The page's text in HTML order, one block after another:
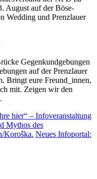
August auf der Böse-
Wedding und Prenzlauer
Gegenkundgebungen
auf der Prenzlauer
Bringt eure Freund_innen,
mit. Zeigen wir den
hier“ – Infoveranstaltung
Mythos des
Koroška. Neues Infoportal: